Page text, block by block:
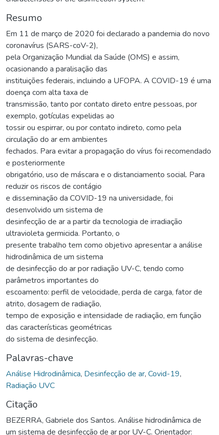
Resumo
Em 11 de março de 2020 foi declarado a pandemia do novo
coronavírus (SARS-coV-2),
pela Organização Mundial da Saúde (OMS) e assim,
ocasionando a paralisação das
instituições federais, incluindo a UFOPA. A COVID-19 é uma
doença com alta taxa de
transmissão, tanto por contato direto entre pessoas, por
exemplo, gotículas expelidas ao
tossir ou espirrar, ou por contato indireto, como pela
circulação do ar em ambientes
fechados. Para evitar a propagação do vírus foi recomendado
e posteriormente
obrigatório, uso de máscara e o distanciamento social. Para
reduzir os riscos de contágio
e disseminação da COVID-19 na universidade, foi
desenvolvido um sistema de
desinfecção de ar a partir da tecnologia de irradiação
ultravioleta germicida. Portanto, o
presente trabalho tem como objetivo apresentar a análise
hidrodinâmica de um sistema
de desinfecção do ar por radiação UV-C, tendo como
parâmetros importantes do
escoamento: perfil de velocidade, perda de carga, fator de
atrito, dosagem de radiação,
tempo de exposição e intensidade de radiação, em função
das características geométricas
do sistema de desinfecção.
Palavras-chave
Análise Hidrodinâmica, Desinfecção de ar, Covid-19,
Radiação UVC
Citação
BEZERRA, Gabriele dos Santos. Análise hidrodinâmica de
um sistema de desinfecção de ar por UV-C. Orientador: